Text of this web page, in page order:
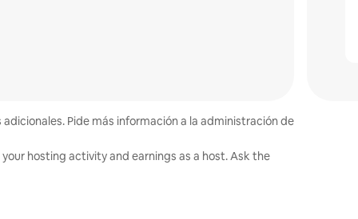
Pide más información a la administración de
hosting activity and earnings as a host. Ask the